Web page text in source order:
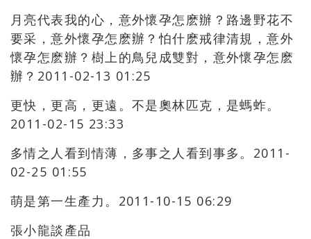
月亮代表我的心，意外懷孕怎麽辦？路邊野花不
要采，意外懷孕怎麽辦？怕什麽戒律清規，意外
懷孕怎麽辦？樹上的鳥兒成雙對，意外懷孕怎麽
辦？2011-02-13 01:25
更快，更高，更遠。不是奧林匹克，是螞蚱。
2011-02-15 23:33
多情之人看到情薄，多事之人看到事多。2011-
02-25 01:55
萌是第一生產力。2011-10-15 06:29
張小龍談產品